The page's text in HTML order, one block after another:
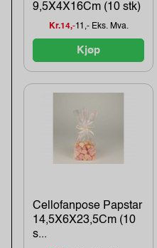
9,5X4X16Cm (10 stk)
Kr.14,-11,- Eks. Mva.
Kjøp
Cellofanpose Papstar
14,5X6X23,5Cm (10
s...